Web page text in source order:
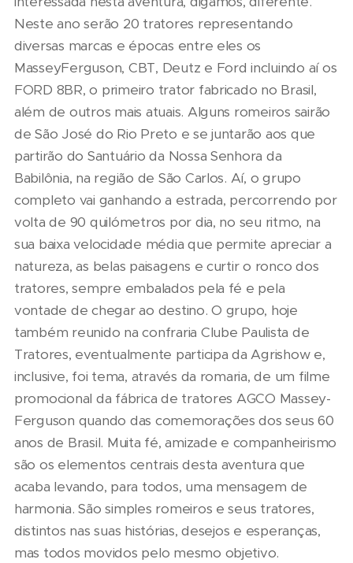
Neste ano serão 20 tratores representando
diversas marcas e épocas entre eles os
MasseyFerguson, CBT, Deutz e Ford incluindo aí os
FORD 8BR, o primeiro trator fabricado no Brasil,
além de outros mais atuais. Alguns romeiros sairão
de São José do Rio Preto e se juntarão aos que
partirão do Santuário da Nossa Senhora da
Babilônia, na região de São Carlos. Aí, o grupo
completo vai ganhando a estrada, percorrendo por
volta de 90 quilómetros por dia, no seu ritmo, na
sua baixa velocidade média que permite apreciar a
natureza, as belas paisagens e curtir o ronco dos
tratores, sempre embalados pela fé e pela
vontade de chegar ao destino. O grupo, hoje
também reunido na confraria Clube Paulista de
Tratores, eventualmente participa da Agrishow e,
inclusive, foi tema, através da romaria, de um filme
promocional da fábrica de tratores AGCO Massey-
Ferguson quando das comemorações dos seus 60
anos de Brasil. Muita fé, amizade e companheirismo
são os elementos centrais desta aventura que
acaba levando, para todos, uma mensagem de
harmonia. São simples romeiros e seus tratores,
distintos nas suas histórias, desejos e esperanças,
mas todos movidos pelo mesmo objetivo.